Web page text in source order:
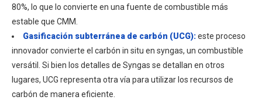
80%, lo que lo convierte en una fuente de combustible más
estable que CMM.
Gasificación subterránea de carbón (UCG):este proceso
innovador convierte el carbón in situ en syngas, un combustible
versátil. Si bien los detalles de Syngas se detallan en otros
lugares, UCG representa otra vía para utilizar los recursos de
carbón de manera eficiente.